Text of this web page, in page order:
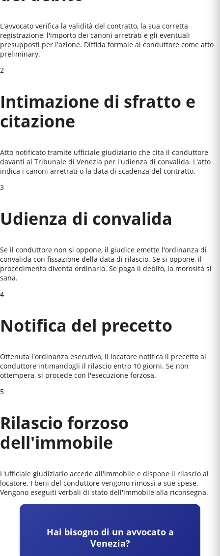
L'avvocato verifica la validità del contratto, la sua corretta
registrazione, l'importo dei canoni arretrati e gli eventuali
presupposti per l'azione. Diffida formale al conduttore come atto
preliminary.
2
Intimazione di sfratto e
citazione
Atto notificato tramite ufficiale giudiziario che cita il conduttore
davanti al Tribunale di Venezia per l'udienza di convalida. L'atto
indica i canoni arretrati o la data di scadenza del contratto.
3
Udienza di convalida
Se il conduttore non si oppone, il giudice emette l'ordinanza di
convalida con fissazione della data di rilascio. Se si oppone, il
procedimento diventa ordinario. Se paga il debito, la morosità si
sana.
4
Notifica del precetto
Ottenuta l'ordinanza esecutiva, il locatore notifica il precetto al
conduttore intimandogli il rilascio entro 10 giorni. Se non
ottempera, si procede con l'esecuzione forzosa.
5
Rilascio forzoso
dell'immobile
L'ufficiale giudiziario accede all'immobile e dispone il rilascio al
locatore. I beni del conduttore vengono rimossi a sue spese.
Vengono eseguiti verbali di stato dell'immobile alla riconsegna.
Hai bisogno di un avvocato a
Venezia?